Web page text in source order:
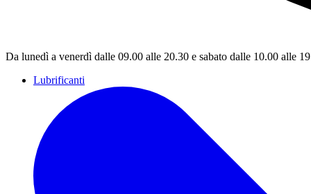
Da lunedì a venerdì dalle 09.00 alle 20.30 e sabato dalle 10.00 alle
Lubrificanti